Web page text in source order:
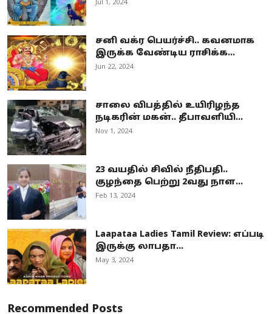
Jul 1, 2024
சனி வக்ர பெயர்ச்சி.. கவனமாக
இருக்க வேண்டிய ராசிக்க...
Jun 22, 2024
சாலை விபத்தில் உயிரிழந்த
நடிகரின் மகன்.. தீபாவளியி...
Nov 1, 2024
23 வயதில் சிவில் நீதிபதி..
குழந்தை பெற்று 2வது நாள...
Feb 13, 2024
Laapataa Ladies Tamil Review: எப்படி
இருக்கு லாபதா...
May 3, 2024
Recommended Posts